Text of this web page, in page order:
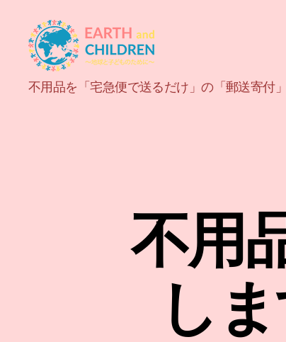
ア
ー
不用品を「宅急便で送るだけ」の「郵送寄付」
不用
し